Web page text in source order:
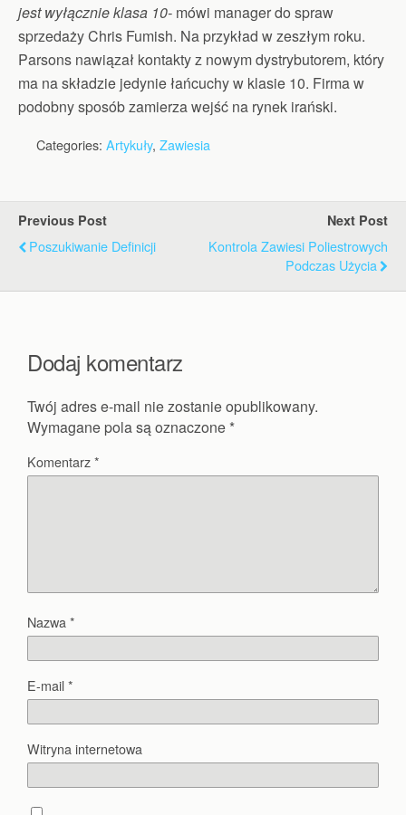
jest wyłącznie klasa 10- mówi manager do spraw
sprzedaży Chris Fumish. Na przykład w zeszłym roku.
Parsons nawiązał kontakty z nowym dystrybutorem, który
ma na składzie jedynie łańcuchy w klasie 10. Firma w
podobny sposób zamierza wejść na rynek irański.
Categories: Artykuły, Zawiesia
Previous Post
Poszukiwanie Definicji
Next Post
Kontrola Zawiesi Poliestrowych
Podczas Użycia
Dodaj komentarz
Twój adres e-mail nie zostanie opublikowany.
Wymagane pola są oznaczone *
Komentarz*
Nazwa *
E-mail*
Witryna internetowa